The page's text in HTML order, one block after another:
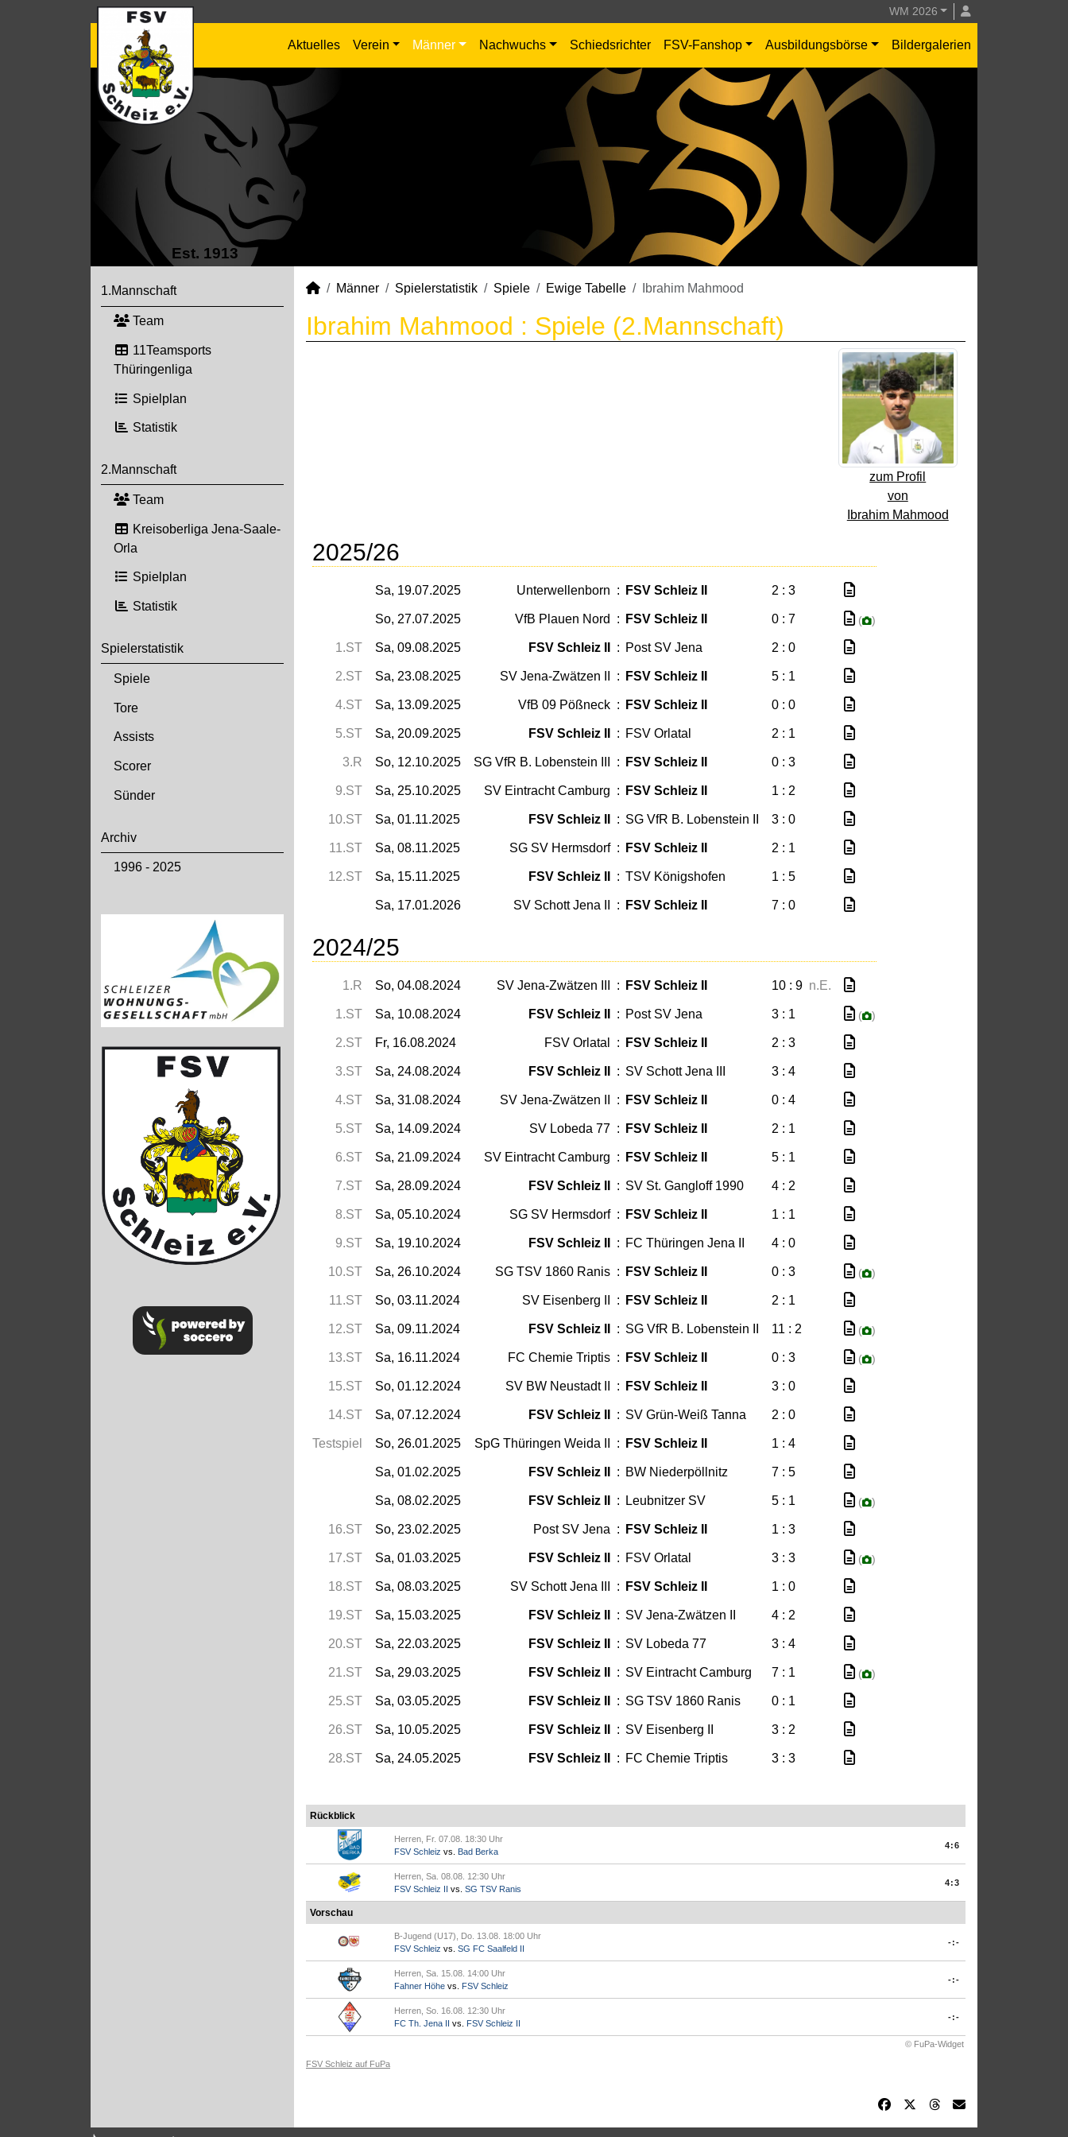
WM 2026
Aktuelles Verein Männer Nachwuchs Schiedsrichter FSV-Fanshop Ausbildungsbörse Bildergalerien
Est. 1913
1.Mannschaft
Team
11Teamsports
Thüringenliga
Spielplan
Statistik
2.Mannschaft
Team
Kreisoberliga Jena-Saale-
Orla
Spielplan
Statistik
Spielerstatistik
Spiele
Tore
Assists
Scorer
Sünder
Archiv
1996 - 2025
Männer Spielerstatistik Spiele Ewige Tabelle Ibrahim Mahmood
Ibrahim Mahmood : Spiele (2.Mannschaft)
zum Profil
von
Ibrahim Mahmood
2025/26
Sa, 19.07.2025 Unterwellenborn : FSV Schleiz II 2 : 3
So, 27.07.2025 VfB Plauen Nord : FSV Schleiz II 0 : 7 ( )
1.ST Sa, 09.08.2025 FSV Schleiz II : Post SV Jena 2 : 0
2.ST Sa, 23.08.2025 SV Jena-Zwätzen II : FSV Schleiz II 5 : 1
4.ST Sa, 13.09.2025 VfB 09 Pößneck : FSV Schleiz II 0 : 0
5.ST Sa, 20.09.2025 FSV Schleiz II : FSV Orlatal 2 : 1
3.R So, 12.10.2025 SG VfR B. Lobenstein III : FSV Schleiz II 0 : 3
9.ST Sa, 25.10.2025 SV Eintracht Camburg : FSV Schleiz II 1 : 2
10.ST Sa, 01.11.2025 FSV Schleiz II : SG VfR B. Lobenstein II 3 : 0
11.ST Sa, 08.11.2025 SG SV Hermsdorf : FSV Schleiz II 2 : 1
12.ST Sa, 15.11.2025 FSV Schleiz II : TSV Königshofen 1 : 5
Sa, 17.01.2026 SV Schott Jena II : FSV Schleiz II 7 : 0
2024/25
1.R So, 04.08.2024 SV Jena-Zwätzen III : FSV Schleiz II 10 : 9 n.E.
1.ST Sa, 10.08.2024 FSV Schleiz II : Post SV Jena 3 : 1 ( )
2.ST Fr, 16.08.2024 FSV Orlatal : FSV Schleiz II 2 : 3
3.ST Sa, 24.08.2024 FSV Schleiz II : SV Schott Jena III 3 : 4
4.ST Sa, 31.08.2024 SV Jena-Zwätzen II : FSV Schleiz II 0 : 4
5.ST Sa, 14.09.2024 SV Lobeda 77 : FSV Schleiz II 2 : 1
6.ST Sa, 21.09.2024 SV Eintracht Camburg : FSV Schleiz II 5 : 1
7.ST Sa, 28.09.2024 FSV Schleiz II : SV St. Gangloff 1990 4 : 2
8.ST Sa, 05.10.2024 SG SV Hermsdorf : FSV Schleiz II 1 : 1
9.ST Sa, 19.10.2024 FSV Schleiz II : FC Thüringen Jena II 4 : 0
10.ST Sa, 26.10.2024 SG TSV 1860 Ranis : FSV Schleiz II 0 : 3 ( )
11.ST So, 03.11.2024 SV Eisenberg II : FSV Schleiz II 2 : 1
12.ST Sa, 09.11.2024 FSV Schleiz II : SG VfR B. Lobenstein II 11 : 2 ( )
13.ST Sa, 16.11.2024 FC Chemie Triptis : FSV Schleiz II 0 : 3 ( )
15.ST So, 01.12.2024 SV BW Neustadt II : FSV Schleiz II 3 : 0
14.ST Sa, 07.12.2024 FSV Schleiz II : SV Grün-Weiß Tanna 2 : 0
Testspiel So, 26.01.2025 SpG Thüringen Weida II : FSV Schleiz II 1 : 4
Sa, 01.02.2025 FSV Schleiz II : BW Niederpöllnitz 7 : 5
Sa, 08.02.2025 FSV Schleiz II : Leubnitzer SV 5 : 1 ( )
16.ST So, 23.02.2025 Post SV Jena : FSV Schleiz II 1 : 3
17.ST Sa, 01.03.2025 FSV Schleiz II : FSV Orlatal 3 : 3 ( )
18.ST Sa, 08.03.2025 SV Schott Jena III : FSV Schleiz II 1 : 0
19.ST Sa, 15.03.2025 FSV Schleiz II : SV Jena-Zwätzen II 4 : 2
20.ST Sa, 22.03.2025 FSV Schleiz II : SV Lobeda 77 3 : 4
21.ST Sa, 29.03.2025 FSV Schleiz II : SV Eintracht Camburg 7 : 1 ( )
25.ST Sa, 03.05.2025 FSV Schleiz II : SG TSV 1860 Ranis 0 : 1
26.ST Sa, 10.05.2025 FSV Schleiz II : SV Eisenberg II 3 : 2
28.ST Sa, 24.05.2025 FSV Schleiz II : FC Chemie Triptis 3 : 3
Rückblick
Herren, Fr. 07.08. 18:30 Uhr
FSV Schleiz vs. Bad Berka
4:6
Herren, Sa. 08.08. 12:30 Uhr
FSV Schleiz II vs. SG TSV Ranis
4:3
Vorschau
B-Jugend (U17), Do. 13.08. 18:00 Uhr
FSV Schleiz vs. SG FC Saalfeld II
-:-
Herren, Sa. 15.08. 14:00 Uhr
Fahner Höhe vs. FSV Schleiz
-:-
Herren, So. 16.08. 12:30 Uhr
FC Th. Jena II vs. FSV Schleiz II
-:-
© FuPa-Widget
FSV Schleiz auf FuPa